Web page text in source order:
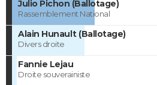
Julio Pichon (Ballotage)
Rassemblement National
Alain Hunault (Ballotage)
Divers droite
Fannie Lejau
Droite souverainiste